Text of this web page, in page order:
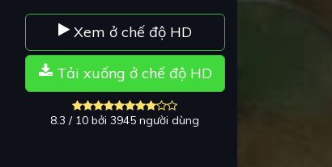
Xem ở chế độ HD
Tải xuống ở chế độ HD
8.3 / 10 bởi 3945 người dùng